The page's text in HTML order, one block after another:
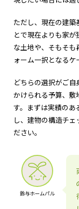
ただし、現在の建築
とで現在よりも家
な土地や、そもそ
ォーム一択となるケ
どちらの選択がご自
かけられる予算、敷
す。まずは実績のあ
し、建物の構造チ
ださい。
鈴与ホームパル